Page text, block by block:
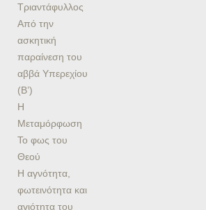
Τριαντάφυλλος
Από την
ασκητική
παραίνεση του
αββά Υπερεχίου
(Β’)
Η
Μεταμόρφωση
Το φως του
Θεού
Η αγνότητα,
φωτεινότητα και
αγιότητα του